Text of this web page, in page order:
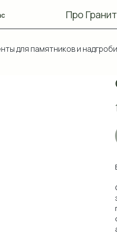
Про Гранит
для памятников и